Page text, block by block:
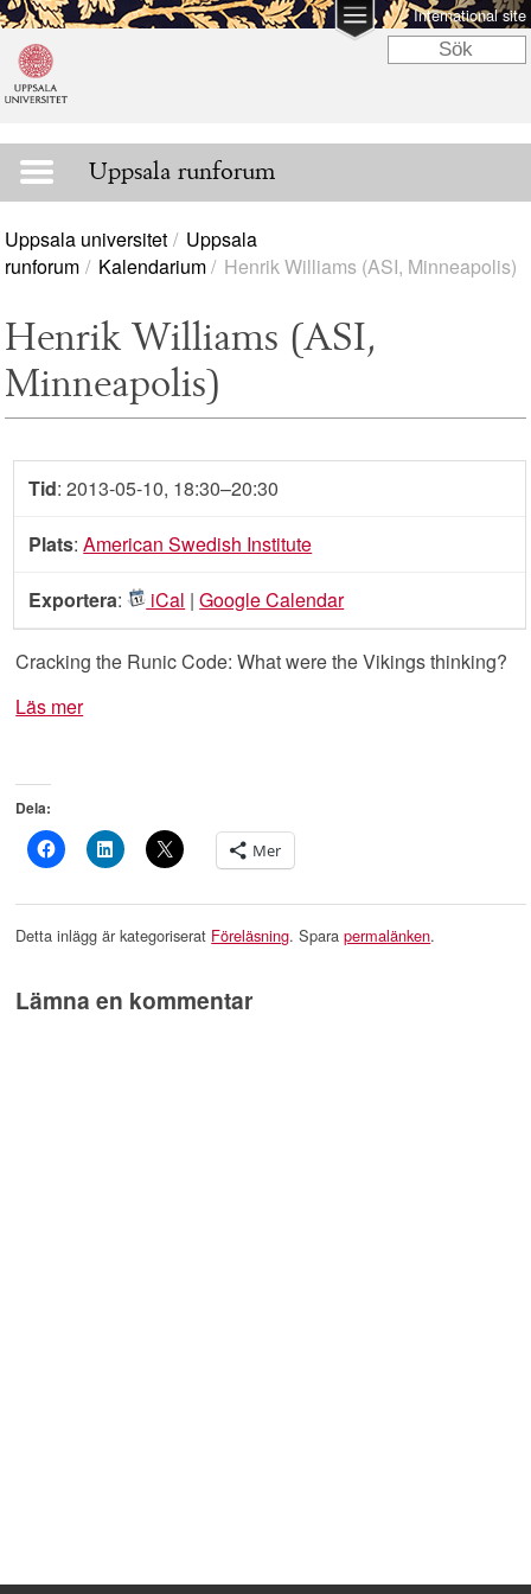
International site
Uppsala runforum
Uppsala universitet
Uppsala
runforum
Kalendarium Henrik Williams (ASI, Minneapolis)
Henrik Williams (ASI,
Minneapolis)
Tid: 2013-05-10, 18:30–20:30
Plats:American Swedish Institute
Exportera: iCal |Google Calendar
Cracking the Runic Code: What were the Vikings thinking?
Läs mer
Dela:
Mer
Detta inlägg är kategoriserat Föreläsning. Sparapermalänken.
Lämna en kommentar